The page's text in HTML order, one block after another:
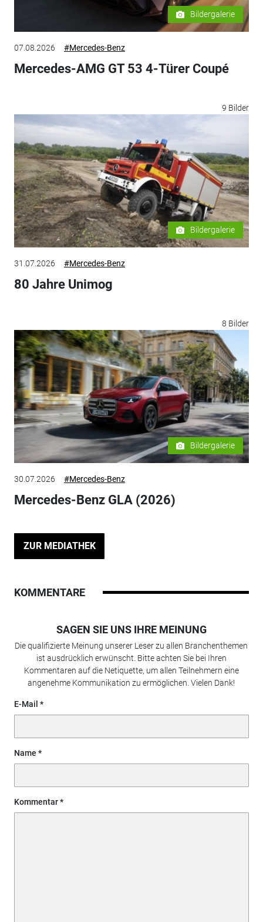
Bildergalerie
07.08.2026 #Mercedes-Benz
Mercedes-AMG GT 53 4-Türer Coupé
9 Bilder
Bildergalerie
31.07.2026 #Mercedes-Benz
80 Jahre Unimog
8 Bilder
Bildergalerie
30.07.2026 #Mercedes-Benz
Mercedes-Benz GLA (2026)
ZUR MEDIATHEK
KOMMENTARE
SAGEN SIE UNS IHRE MEINUNG
Die qualifizierte Meinung unserer Leser zu allen Branchenthemen
ist ausdrücklich erwünscht. Bitte achten Sie bei Ihren
Kommentaren auf die Netiquette, um allen Teilnehmern eine
angenehme Kommunikation zu ermöglichen. Vielen Dank!
E-Mail
Name
Kommentar